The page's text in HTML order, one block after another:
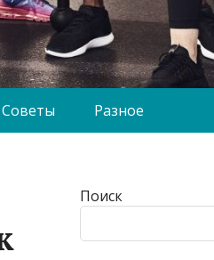
Советы Разное
Поиск